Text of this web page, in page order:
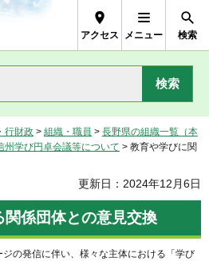
Prefecture
アクセス メニュー 検索
行財政 > 組織・職員 > 長野県の組織一覧（本
州学び円卓会議等について > 教育や学びに関
更新日：2024年12月6日
係団体との意見交換
の発信に伴い、様々な主体における「学び